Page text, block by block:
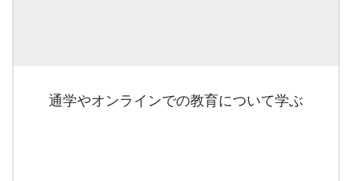
通学やオンラインでの教育について学ぶ